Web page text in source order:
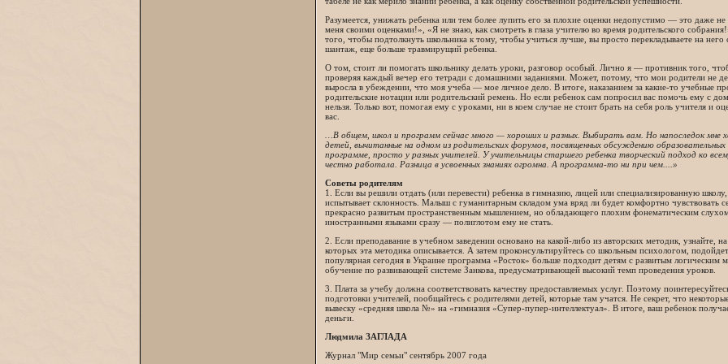
Разумеется, унижать ребенка или тем более лупить его за плохие оценки недопустимо — это даже
меня своими оценками!», «Я не знаю, как смотреть в глаза учителю во время родительского
того, чтобы подтолкнуть школьника к тому, чтобы учиться лучше, вы просто перекладываете на
шантаж, еще больше травмирущий ребенка.
О том, стоит ли помогать школьнику делать уроки, разговор особый. Лично я — противник того,
проверяя каждый вечер его тетради с домашними заданиями. Может, потому, что мои родители не
выросла в убеждении, что моя учеба — мое личное дело. В итоге, наказанием за какие-то учебные
родительские нотации или родительский ремень. Но если ребенок сам попросил вас помочь ему с
нельзя. Только вот, помогая ему с уроками, ни в коем случае не стоит брать на себя роль учителя и
вас.
…В общем, школ и программ сейчас много — хороших и разных. Выбирать вам. Но напоследок мне
детей, вычитанные на одном из родительских форумов, посвященных обсуждению
программе, просто у разных учителей. У учительницы старшего ребенка творческий подход ко
честно работала. Разница в усвоенных знаниях огромна. А программа-то ни при чем....»
Советы родителям
1. Если вы решили отдать (или перевести) ребенка в гимназию, лицей или специализированную
испытывает склонность. Малыш с гуманитарным складом ума вряд ли будет комфортно чувствовать
прекрасно развитым пространственным мышлением, но обладающего плохим фонематическим
иностранными языками сразу — полиглотом ему не стать.
2. Если преподавание в учебном заведении основано на какой-либо из авторских методик, узнайте,
которых эта методика описывается. А затем проконсультируйтесь со школьным психологом,
популярная сегодня в Украине программа «Росток» больше подходит детям с развитым логическим
обучение по развивающей системе Занкова, предусматривающей высокий темп проведения уроков.
3. Плата за учебу должна соответствовать качеству предоставляемых услуг. Поэтому
подготовки учителей, пообщайтесь с родителями детей, которые там учатся. Не секрет, что
вывеску «средняя школа №» на «гимназия «Супер-пупер-интеллектуал». В итоге, ваш ребенок
деньги.
Людмила ЗАГЛАДА
Журнал "Мир семьи" сентябрь 2007 года